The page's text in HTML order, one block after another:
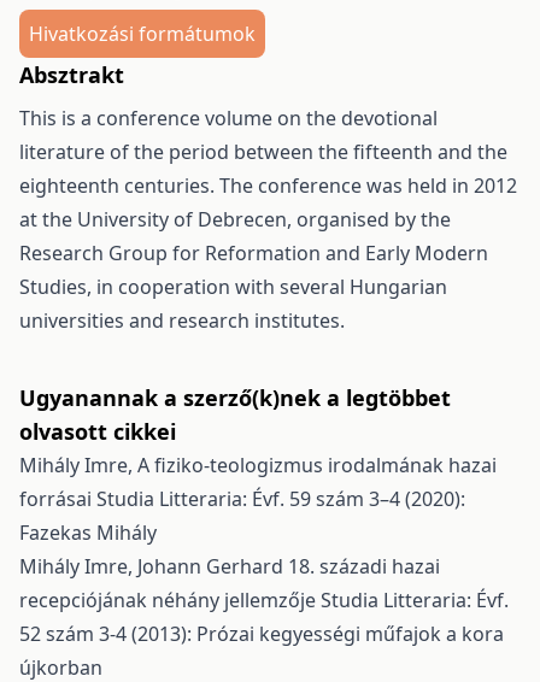
Hivatkozási formátumok
Absztrakt
This is a conference volume on the devotional
literature of the period between the fifteenth and the
eighteenth centuries. The conference was held in 2012
at the University of Debrecen, organised by the
Research Group for Reformation and Early Modern
Studies, in cooperation with several Hungarian
universities and research institutes.
Ugyanannak a szerző(k)nek a legtöbbet
olvasott cikkei
Mihály Imre, A fiziko-teologizmus irodalmának hazai
forrásai Studia Litteraria: Évf. 59 szám 3–4 (2020):
Fazekas Mihály
Mihály Imre, Johann Gerhard 18. századi hazai
recepciójának néhány jellemzőjeStudia Litteraria: Évf.
52 szám 3-4 (2013): Prózai kegyességi műfajok a kora
újkorban